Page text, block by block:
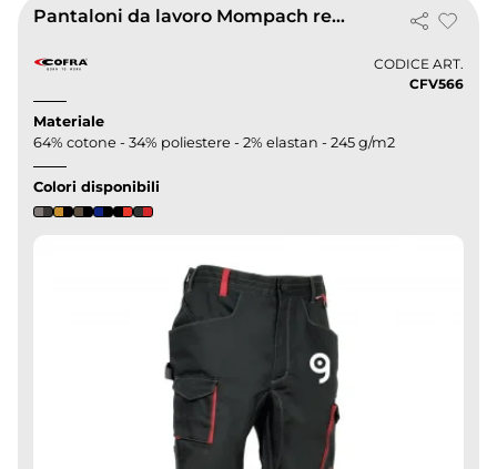
Pantaloni da lavoro Mompach resistenti multitasche
CODICE ART.
CFV566
Materiale
64% cotone - 34% poliestere - 2% elastan - 245 g/m2
Colori disponibili